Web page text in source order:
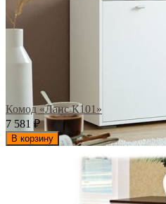
Комод «Ланс К101»
7 581
₽
В корзину